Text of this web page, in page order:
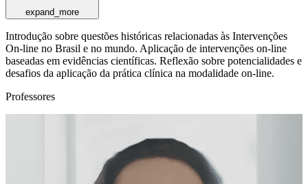
expand_more
Introdução sobre questões históricas relacionadas às Intervenções
On-line no Brasil e no mundo. Aplicação de intervenções on-line
baseadas em evidências científicas. Reflexão sobre potencialidades e
desafios da aplicação da prática clínica na modalidade on-line.
Professores